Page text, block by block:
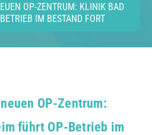
OP-ZENTRUM: KLINIK BAD
IM BESTAND FORT
OP-Zentrum:
führt OP-Betrieb im